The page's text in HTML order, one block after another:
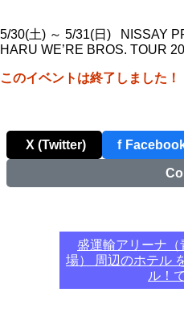
5/30(土) ～ 5/31(日) NISSAY
HARU WE’RE BROS. TOUR
このイベントは終了しました！
X (Twitter) f
盛運輸アリーナ（
場） 周辺のホテル
ル！